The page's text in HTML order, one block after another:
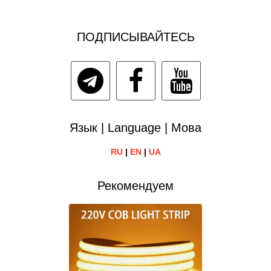
ПОДПИСЫВАЙТЕСЬ
Язык | Language | Мова
RU| EN| UA
Рекомендуем